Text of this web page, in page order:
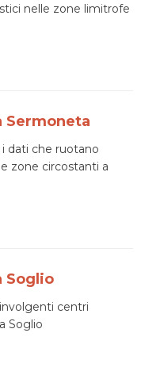
CERCA
nelle zone limitrofe
Sermoneta
dati che ruotano
zone circostanti a
Soglio
centri
Soglio